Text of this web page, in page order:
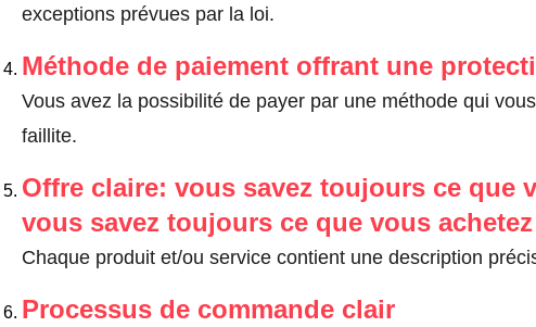
exceptions prévues par la loi.
Méthode de paiement offrant une
Vous avez la possibilité de payer par une méthode qui
faillite.
Offre claire: vous savez toujours ce que
vous savez toujours ce que vous achetez
Chaque produit et/ou service contient une description
Processus de commande clair